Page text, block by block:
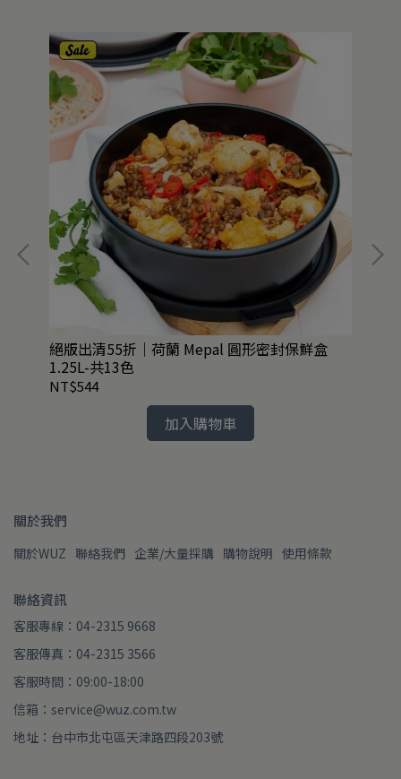
絕版出清55折｜荷蘭 Mepal 圓形密封保鮮盒
1.25L-共13色
NT$544
加入購物車
關於我們
關於WUZ 聯絡我們 企業/大量採購 購物說明 使用條款
聯絡資訊
客服專線：04-2315 9668
客服傳真：04-2315 3566
客服時間：09:00-18:00
信箱：service@wuz.com.tw
地址：台中市北屯區天津路四段203號